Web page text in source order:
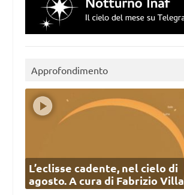
Approfondimento
L’eclisse cadente, nel cielo di
agosto. A cura di Fabrizio Villa